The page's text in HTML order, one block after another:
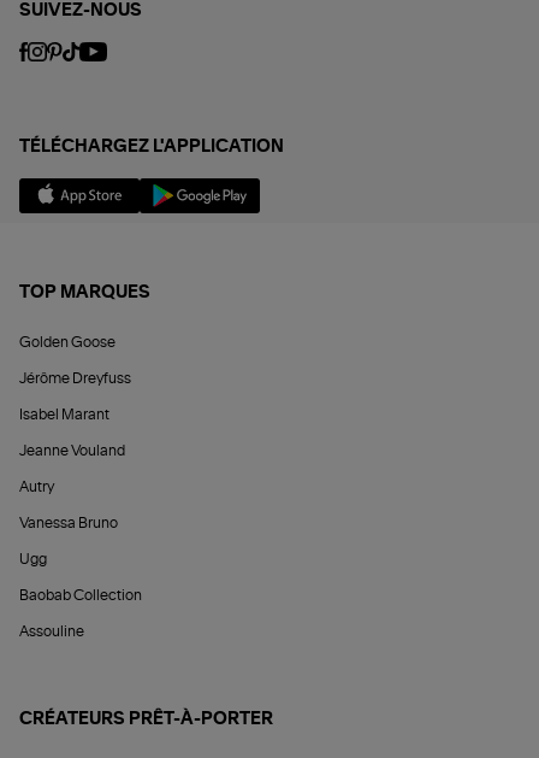
SUIVEZ-NOUS
TÉLÉCHARGEZ L'APPLICATION
TOP MARQUES
Golden Goose
Jérôme Dreyfuss
Isabel Marant
Jeanne Vouland
Autry
Vanessa Bruno
Ugg
Baobab Collection
Assouline
CRÉATEURS PRÊT-À-PORTER